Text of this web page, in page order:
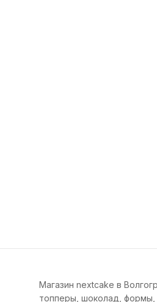
Магазин nextcake в
топперы, шоколад, формы,